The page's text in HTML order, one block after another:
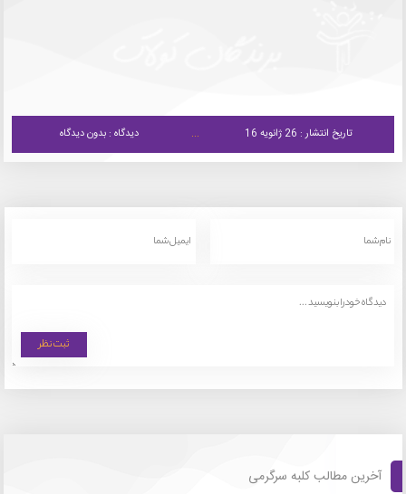
تاریخ انتشار : 26 ژانویه 16 دیدگاه : بدون دیدگاه
آخرین مطالب کلبه سرگرمی